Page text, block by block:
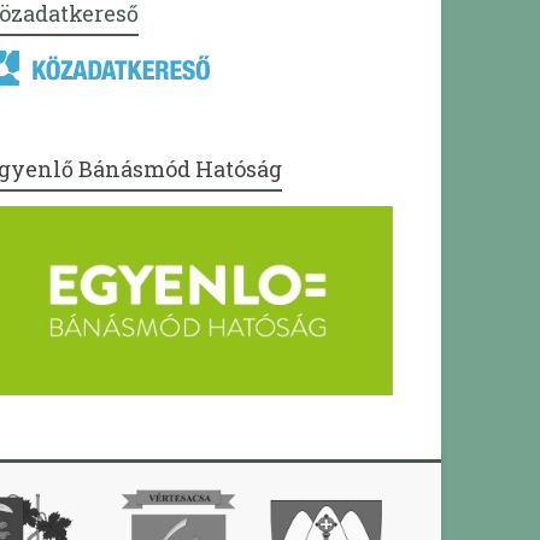
Bánásmód Hatóság